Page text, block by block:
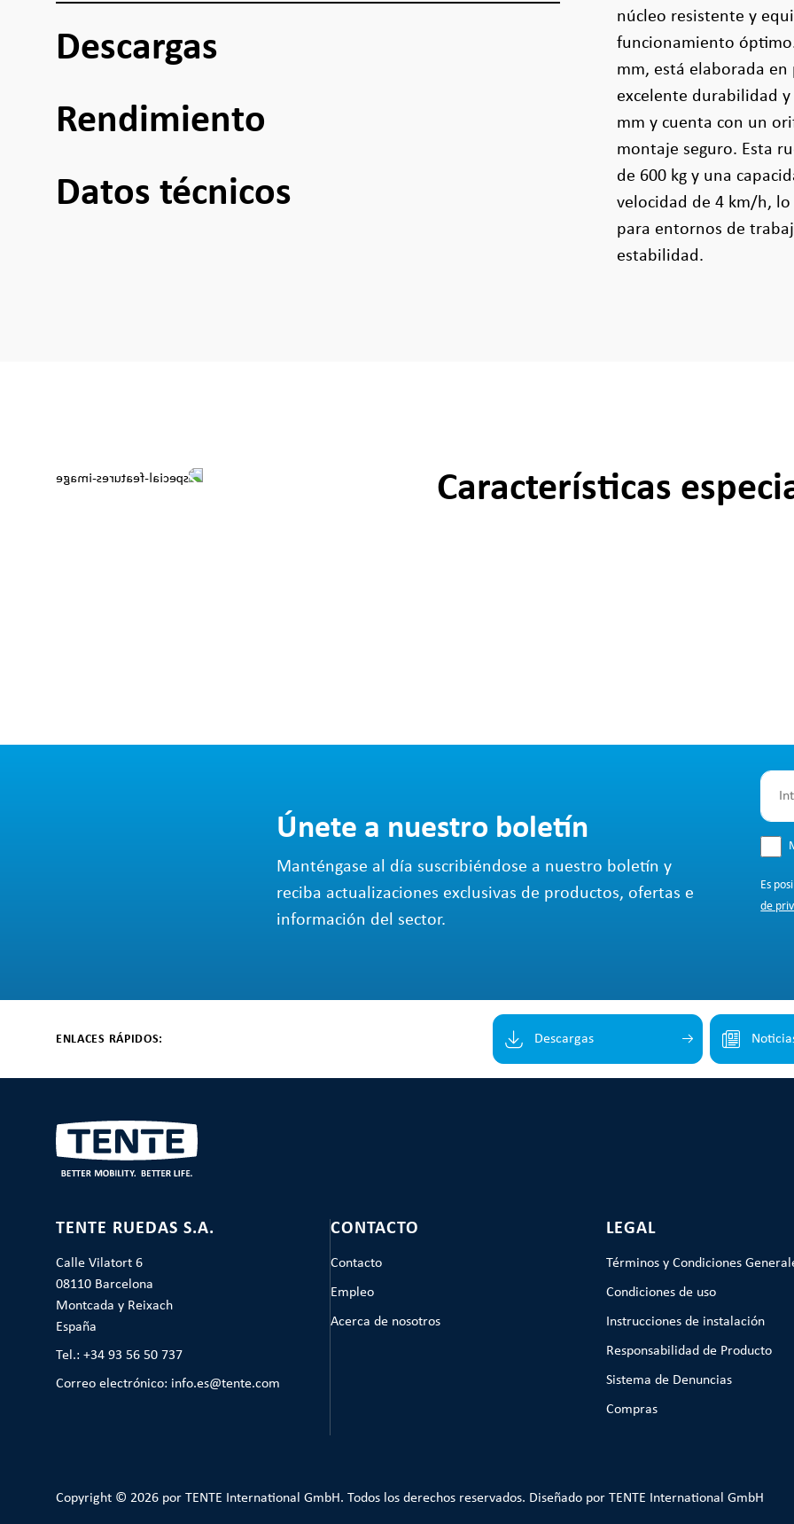
Descargas
Rendimiento
Datos técnicos
núcleo resistente y
funcionamiento
mm, está elaborada
excelente durabilidad
mm y cuenta con un
montaje seguro. Esta
de 600 kg y una
velocidad de 4 km/h,
para entornos de
estabilidad.
Características
Únete a nuestro boletín
Manténgase al día suscribiéndose a nuestro boletín y
reciba actualizaciones exclusivas de productos, ofertas e
información del sector.
Es
de
ENLACES RÁPIDOS: Descargas
TENTE RUEDAS S.A.
Calle Vilatort 6
08110 Barcelona
Montcada y Reixach
España
Tel.: +34 93 56 50 737
Correo electrónico: info.es@tente.com
CONTACTO
Contacto
Empleo
Acerca de nosotros
LEGAL
Términos y Condiciones
Condiciones de uso
Instrucciones de instalación
Responsabilidad de Producto
Sistema de Denuncias
Compras
Copyright © 2026 por TENTE International GmbH. Todos los derechos reservados. Diseñado por TENTE International GmbH